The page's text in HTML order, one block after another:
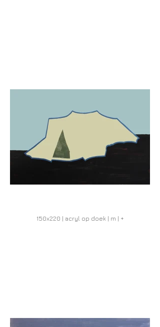
150x220 | acryl op doek | m | +